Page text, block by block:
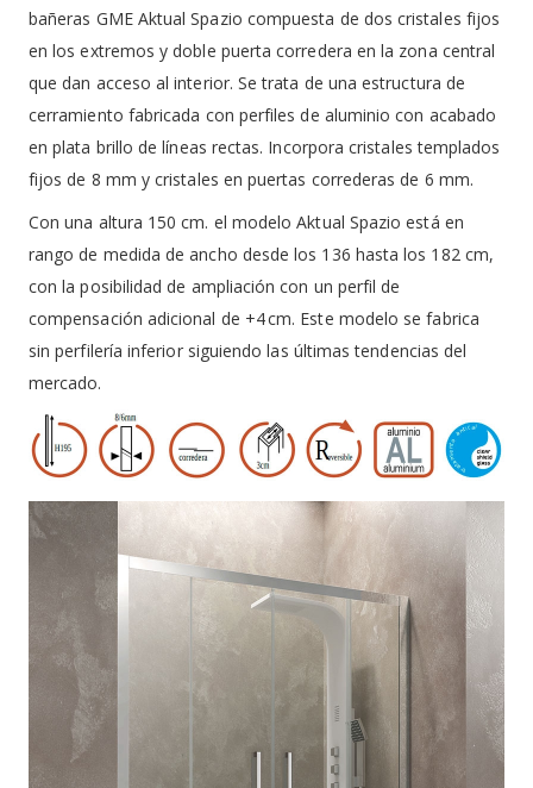
bañeras GME Aktual Spazio compuesta de dos cristales fijos
en los extremos y doble puerta corredera en la zona central
que dan acceso al interior. Se trata de una estructura de
cerramiento fabricada con perfiles de aluminio con acabado
en plata brillo de líneas rectas. Incorpora cristales templados
fijos de 8 mm y cristales en puertas correderas de 6 mm.
Con una altura 150 cm. el modelo Aktual Spazio está en
rango de medida de ancho desde los 136 hasta los 182 cm,
con la posibilidad de ampliación con un perfil de
compensación adicional de +4 cm. Este modelo se fabrica
sin perfilería inferior siguiendo las últimas tendencias del
mercado.